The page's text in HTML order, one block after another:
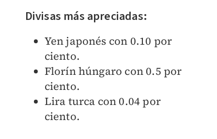
Divisas más apreciadas:
Yen japonés con 0.10 por
ciento.
Florín húngaro con 0.5 por
ciento.
Lira turca con 0.04 por
ciento.